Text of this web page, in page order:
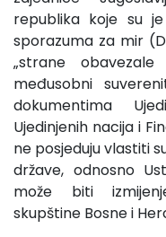
republika koje su
sporazuma za mir
„strane
međusobni
dokumentima
Ujedinjenih nacija i
ne posjeduju vlastiti
države, odnosno
može biti
skupštine Bosne i